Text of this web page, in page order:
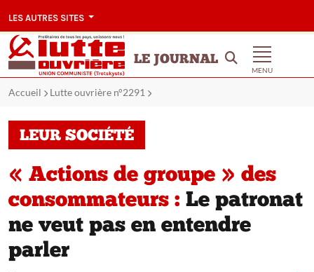
LES AUTRES SITES
LE JOURNAL
MENU
Accueil Lutte ouvrière n°2291
LEUR SOCIÉTÉ
« Actions de groupe » des
consommateurs : Le patronat
ne veut pas en entendre
parler